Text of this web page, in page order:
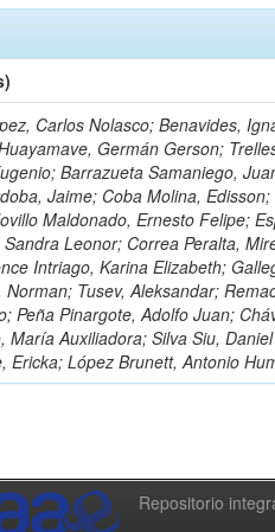
Carlos Nolasco; Benavides,
Germán Gerson;
Barrazueta Samaniego,
Jaime; Coba Molina,
Maldonado, Ernesto Felipe;
Leonor; Correa Peralta,
Intriago, Karina Elizabeth;
Norman; Tusev, Aleksandar;
Peña Pinargote, Adolfo Juan;
María Auxiliadora; Silva Siu,
Ericka; López Brunett, Antonio
Repositorio